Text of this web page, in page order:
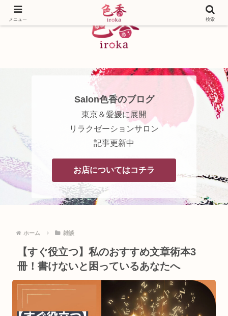
Salon色香のブログ
東京＆愛媛に展開
リラクゼーションサロン
記事更新中
お店についてはコチラ
ホーム 雑談
【すぐ役立つ】私のおすすめ文章術本3
冊！書けないと困っているあなたへ
メニュー 検索